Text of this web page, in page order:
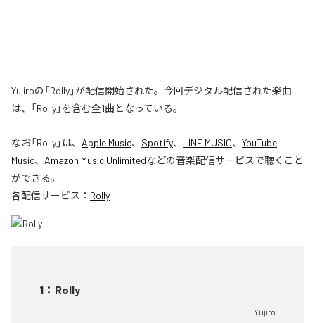
Yujiroの「Rolly」が配信開始された。今回デジタル配信された楽曲
は、「Rolly」を含む全1曲となっている。
なお「Rolly」は、 Apple Music、 Spotify、 LINE MUSIC、 YouTube
Music、 Amazon Music Unlimitedなどの音楽配信サービスで聴くこと
ができる。
各配信サービス： Rolly
1 ： Rolly
Yujiro